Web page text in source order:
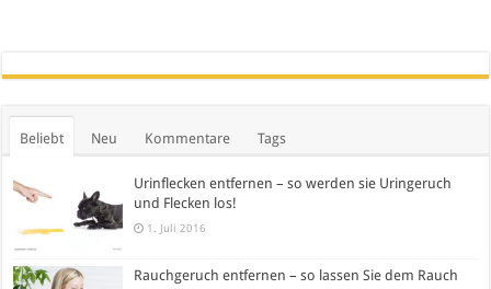
Beliebt Neu Kommentare Tags
Urinflecken entfernen – so werden sie Uringeruch
und Flecken los!
1. Juli 2016
Rauchgeruch entfernen – so lassen Sie dem Rauch